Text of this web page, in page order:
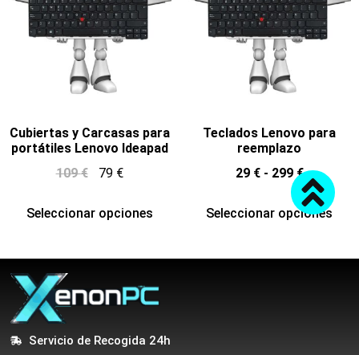
Cubiertas y Carcasas para
portátiles Lenovo Ideapad
109€ 79 €
Seleccionar opciones
Teclados Lenovo para
reemplazo
29 € - 299 €
Seleccionar opciones
Servicio de Recogida 24h